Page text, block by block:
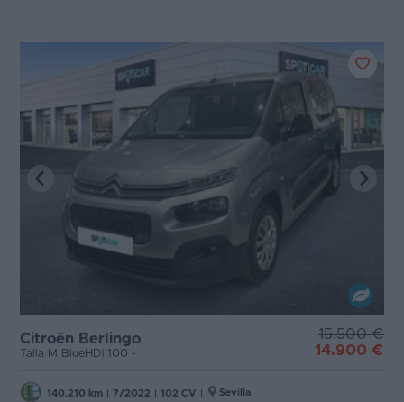
Citroën Berlingo
Talla M BlueHDi 100 -
15.500 €
14.900 €
140.210 km 7/2022 102 CV Sevilla